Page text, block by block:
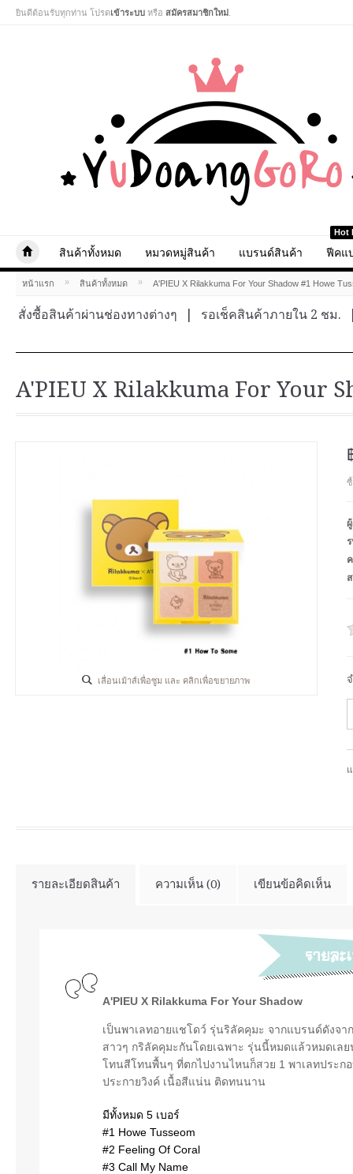
ยินดีต้อนรับทุกท่าน โปรดเข้าระบบ หรือ สมัครสมาชิกใหม่
สินค้าทั้งหมด หมวดหมู่สินค้า แบรนด์สินค้า
Hot
ฟีคแ
หน้าแรก » สินค้าทั้งหมด » A'PIEU X Rilakkuma For Your Shadow #1 Howe
สั่งซื้อสินค้าผ่านช่องทางต่างๆ รอเช็คสินค้าภายใน 2 ชม.
A'PIEU X Rilakkuma For Your
เลื่อนเม้าส์เพื่อซูม และ คลิกเพื่อขยายภาพ
รายละเอียดสินค้า ความเห็น (0) เขียนข้อคิดเห็น
A'PIEU X Rilakkuma For Your Shadow
เป็นพาเลทอายแชโดว์ รุ่นริลัคคุมะ จากแบรนด์ดังจา
สาวๆ กริลัคคุมะกันโดยเฉพาะ รุ่นนี้หมดแล้วหมดเล
โทนสีโทนพื้นๆ ที่ตกไปงานไหนก็สวย 1 พาเลทประก
ประกายวิงค์ เนื้อสีแน่น ติดทนนาน
มีทั้งหมด 5 เบอร์
#1 Howe Tusseom
#2 Feeling Of Coral
#3 Call My Name